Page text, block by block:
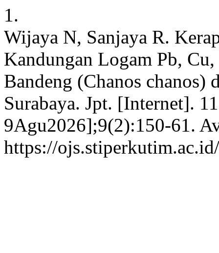
1.
Wijaya N, Sanjaya R.
Kandungan Logam Pb,
Bandeng (Chanos
Surabaya. Jpt. [Internet].
9Agu2026];9(2):150-61.
https://